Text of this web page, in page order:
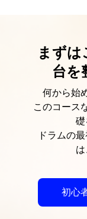
まず
台を
何から始
このコース
ドラムの
初心